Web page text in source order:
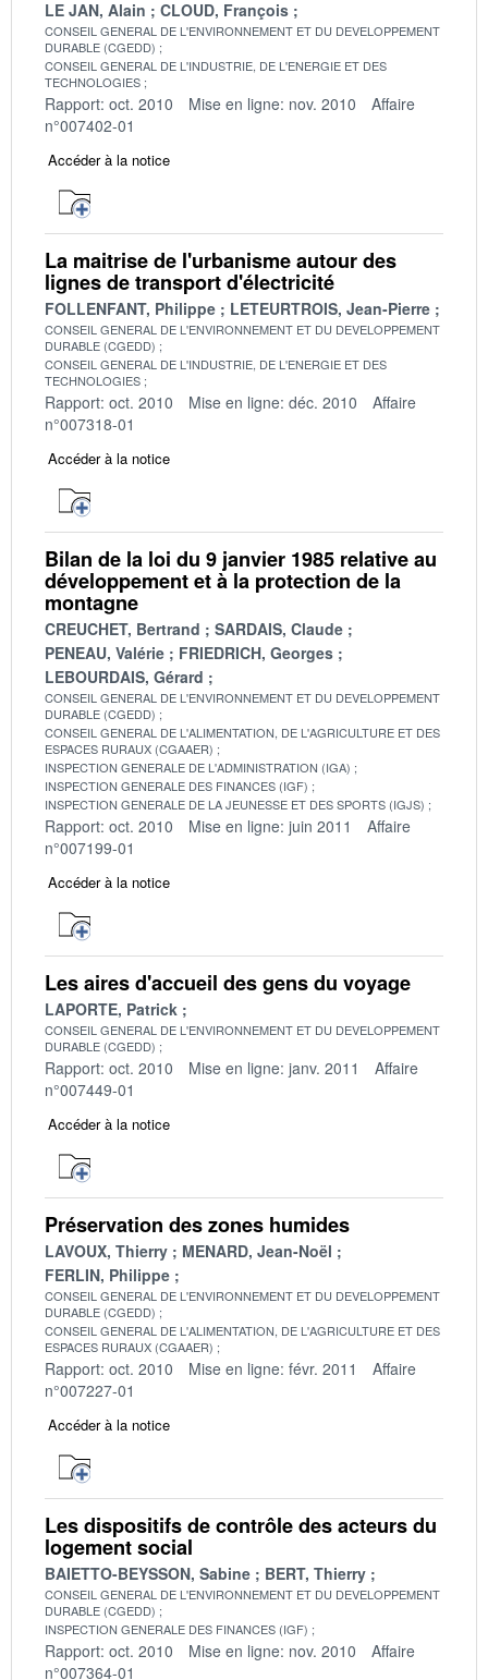
LE JAN, Alain CLOUD, François
CONSEIL GENERAL DE L'ENVIRONNEMENT ET DU DEVELOPPEMENT
DURABLE (CGEDD)
CONSEIL GENERAL DE L'INDUSTRIE, DE L'ENERGIE ET DES
TECHNOLOGIES
Rapport: oct. 2010 Mise en ligne: nov. 2010
Affaire
n°007402-01
Accéder à la notice
La maitrise de l'urbanisme autour des
lignes de transport d'électricité
FOLLENFANT, Philippe LETEURTROIS, Jean-Pierre
CONSEIL GENERAL DE L'ENVIRONNEMENT ET DU DEVELOPPEMENT
DURABLE (CGEDD)
CONSEIL GENERAL DE L'INDUSTRIE, DE L'ENERGIE ET DES
TECHNOLOGIES
Rapport: oct. 2010 Mise en ligne: déc. 2010
Affaire
n°007318-01
Accéder à la notice
Bilan de la loi du 9 janvier 1985 relative au
développement et à la protection de la
montagne
CREUCHET, Bertrand
SARDAIS, Claude
PENEAU, Valérie
FRIEDRICH, Georges
LEBOURDAIS, Gérard
CONSEIL GENERAL DE L'ENVIRONNEMENT ET DU DEVELOPPEMENT
DURABLE (CGEDD)
CONSEIL GENERAL DE L'ALIMENTATION, DE L'AGRICULTURE ET DES
ESPACES RURAUX (CGAAER)
INSPECTION GENERALE DE L'ADMINISTRATION (IGA)
INSPECTION GENERALE DES FINANCES (IGF)
INSPECTION GENERALE DE LA JEUNESSE ET DES SPORTS (IGJS)
Rapport: oct. 2010 Mise en ligne: juin 2011
Affaire
n°007199-01
Accéder à la notice
Les aires d'accueil des gens du voyage
LAPORTE, Patrick
CONSEIL GENERAL DE L'ENVIRONNEMENT ET DU DEVELOPPEMENT
DURABLE (CGEDD)
Rapport: oct. 2010 Mise en ligne: janv. 2011
Affaire
n°007449-01
Accéder à la notice
Préservation des zones humides
LAVOUX, Thierry
MENARD, Jean-Noël
FERLIN, Philippe
CONSEIL GENERAL DE L'ENVIRONNEMENT ET DU DEVELOPPEMENT
DURABLE (CGEDD)
CONSEIL GENERAL DE L'ALIMENTATION, DE L'AGRICULTURE ET DES
ESPACES RURAUX (CGAAER)
Rapport: oct. 2010 Mise en ligne: févr. 2011
Affaire
n°007227-01
Accéder à la notice
Les dispositifs de contrôle des acteurs du
logement social
BAIETTO-BEYSSON, Sabine BERT, Thierry
CONSEIL GENERAL DE L'ENVIRONNEMENT ET DU DEVELOPPEMENT
DURABLE (CGEDD)
INSPECTION GENERALE DES FINANCES (IGF)
Rapport: oct. 2010 Mise en ligne: nov. 2010
Affaire
n°007364-01